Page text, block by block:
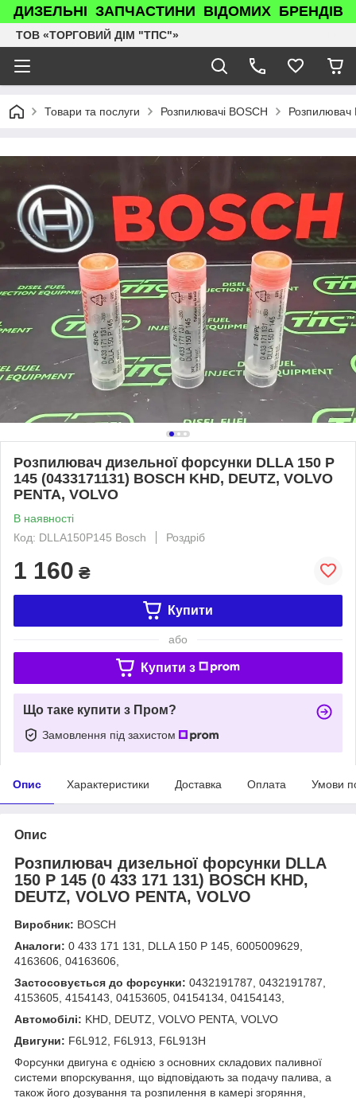
ДИЗЕЛЬНІ ЗАПЧАСТИНИ ВІДОМИХ БРЕНДІВ
ТОВ «ТОРГОВИЙ ДІМ "ТПС"»
Товари та послуги Розпилювачі BOSCH Розпилювач
Розпилювач дизельної форсунки DLLA 150 P
145 (0433171131) BOSCH KHD, DEUTZ, VOLVO
PENTA, VOLVO
В наявності
Код: DLLA150P145 Bosch
Роздріб
1 160 ₴
Купити
або
Купити з
Що таке купити з Пром?
Замовлення під захистом
Опис Характеристики Доставка Оплата Умови
Опис
Розпилювач дизельної форсунки DLLA
150 P 145 (0 433 171 131) BOSCH KHD,
DEUTZ, VOLVO PENTA, VOLVO
Виробник: BOSCH
Аналоги: 0 433 171 131, DLLA 150 P 145, 6005009629,
4163606, 04163606,
Застосовується до форсунки: 0432191787, 0432191787,
4153605, 4154143, 04153605, 04154134, 04154143,
Автомобілі: KHD, DEUTZ, VOLVO PENTA, VOLVO
Двигуни: F6L912, F6L913, F6L913H
Форсунки двигуна є однією з основних складових паливної
системи впорскування, що відповідають за подачу палива, а
також його дозування та розпилення в камері згоряння,